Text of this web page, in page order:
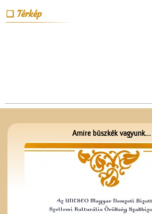
Szitaárusok a ceglédi
Térkép
Amire büszkék vagyunk...